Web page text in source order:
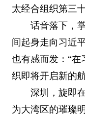
太经合组织第三
话音落下，
间起身走向习近
也有感而发：“在
织即将开启新的
深圳，旋即
为大湾区的璀璨